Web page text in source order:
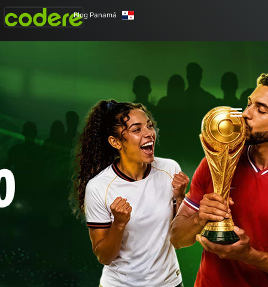
Blog Panamá